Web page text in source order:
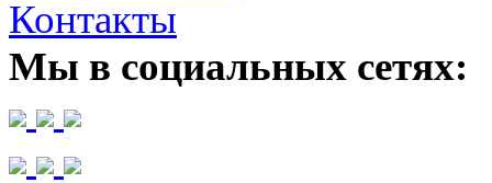
Контакты
Мы в социальных сетях: